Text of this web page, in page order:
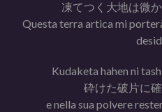
凍てつく大地は微
Questa terra artica mi
Kudaketa hahen ni
砕けた破片に
e nella sua polvere